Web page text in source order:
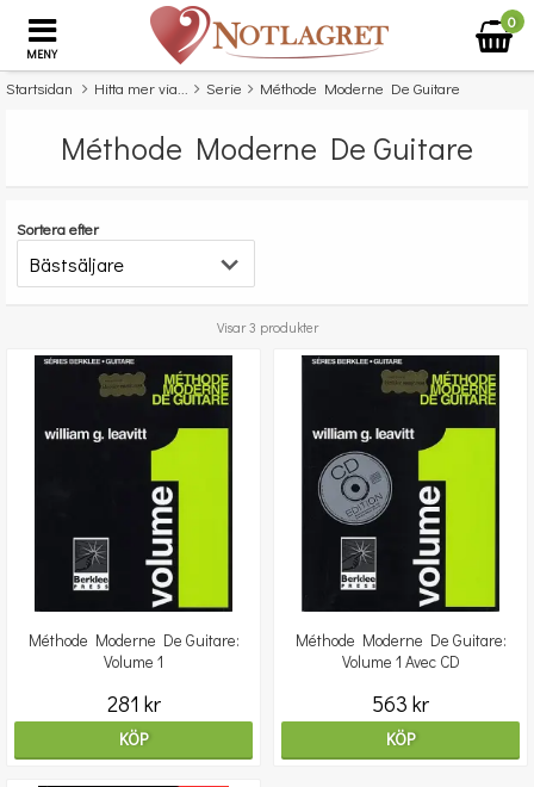
MENY
0
Startsidan Hitta mer via... Serie Méthode Moderne De Guitare
Méthode Moderne De Guitare
Sortera efter
Visar 3 produkter
Méthode Moderne De Guitare:
Volume 1
281 kr
KÖP
Méthode Moderne De Guitare:
Volume 1 Avec CD
563 kr
KÖP